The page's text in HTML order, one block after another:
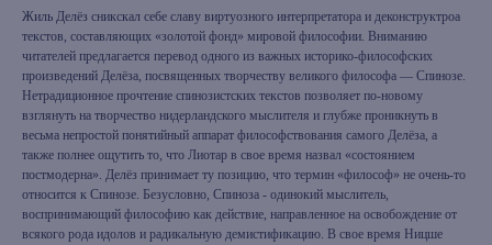
Жиль Делёз сникскал себе славу виртуозного интерпретатора и деконструктроа
текстов, составляющих «золотой фонд» мировой философии. Вниманию
читателей предлагается перевод одного из важных историко-философских
произведений Делёза, посвященных творчеству великого философа — Спинозе.
Нетрадиционное прочтение спинозистских текстов позволяет по-новому
взглянуть на творчество нидерландского мыслителя и глубже проникнуть в
весьма непростой понятийный аппарат философствования самого Делёза, а
также полнее ощутить то, что Лиотар в свое время назвал «состоянием
постмодерна». Делёз принимает ту позицию, что термин «философ» не очень-то
относится к Спинозе. Безусловно, Спиноза - одинокий мыслитель,
воспринимающий философию как действие, направленное на освобождение от
всякого рода идолов и радикальную демистификацию. В свое время Ницше